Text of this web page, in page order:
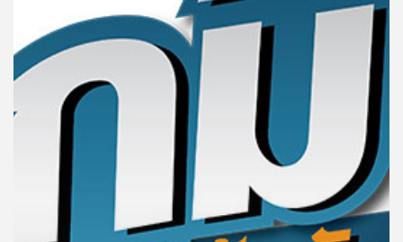
คุณ
เพลง
บทความ